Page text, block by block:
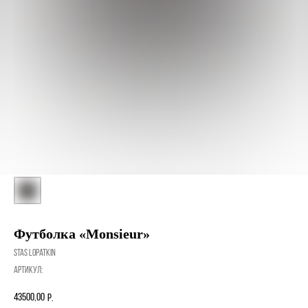
Футболка «Monsieur»
Stas Lopatkin
Артикул:
43500,00 р.